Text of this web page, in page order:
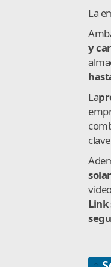
La
y
La
Link